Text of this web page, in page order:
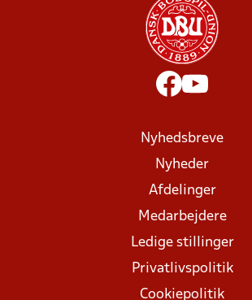
Nyhedsbreve
Nyheder
Afdelinger
Medarbejdere
Ledige stillinger
Privatlivspolitik
Cookiepolitik